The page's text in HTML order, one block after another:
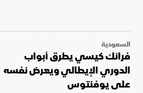
السعودية
فرانك كيسي يطرق أبواب
الدوري الإيطالي ويعرض نفسه
على يوفنتوس